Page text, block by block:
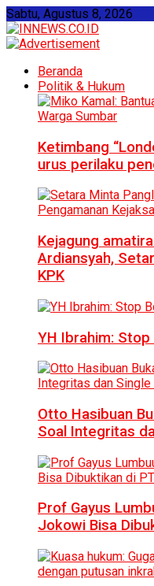
Sabtu, Agustus 8, 2026
Beranda
Politik & Hukum
Ketimbang
urus perilaku
Kejagung
Ardiansyah,
KPK
YH Ibrahim:
Otto Hasibuan
Soal Integritas
Prof Gayus
Jokowi Bisa